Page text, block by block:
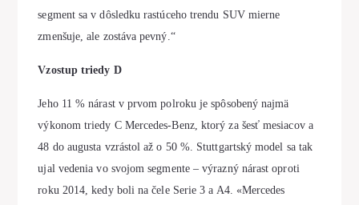
segment sa v dôsledku rastúceho trendu SUV mierne
zmenšuje, ale zostáva pevný.“
Vzostup triedy D
Jeho 11 % nárast v prvom polroku je spôsobený najmä
výkonom triedy C Mercedes-Benz, ktorý za šesť mesiacov a
48 do augusta vzrástol až o 50 %. Stuttgartský model sa tak
ujal vedenia vo svojom segmente – výrazný nárast oproti
roku 2014, kedy boli na čele Serie 3 a A4. «Mercedes